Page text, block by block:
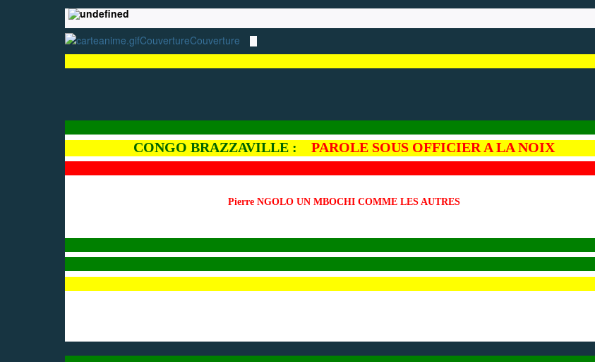
CouvertureCouverture
CONGO BRAZZAVILLE : PAROLE SOUS OFFICIER A LA NOIX
Pierre NGOLO UN MBOCHI COMME LES AUTRES